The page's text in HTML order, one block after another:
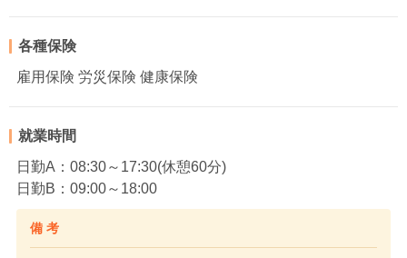
各種保険
雇用保険 労災保険 健康保険
就業時間
日勤A：08:30～17:30(休憩60分)
日勤B：09:00～18:00
備 考